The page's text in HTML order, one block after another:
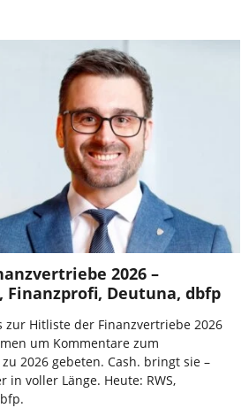
2026 –
Finanzprofi, Deutuna, dbfp
zur Hitliste der Finanzvertriebe 2026
um Kommentare zum
2026 gebeten. Cash. bringt sie –
in voller Länge. Heute: RWS,